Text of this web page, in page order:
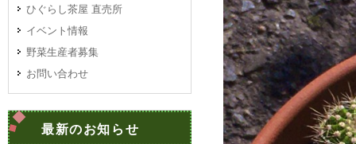
ひぐらし茶屋 直売所
イベント情報
野菜生産者募集
お問い合わせ
最新のお知らせ